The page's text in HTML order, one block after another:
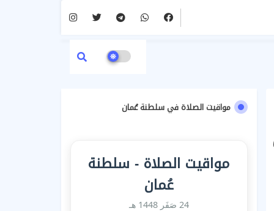
مواقيت الصلاة في سلطنة عُمان
مواقيت الصلاة - سلطنة
عُمان
24 صَفَر 1448 هـ